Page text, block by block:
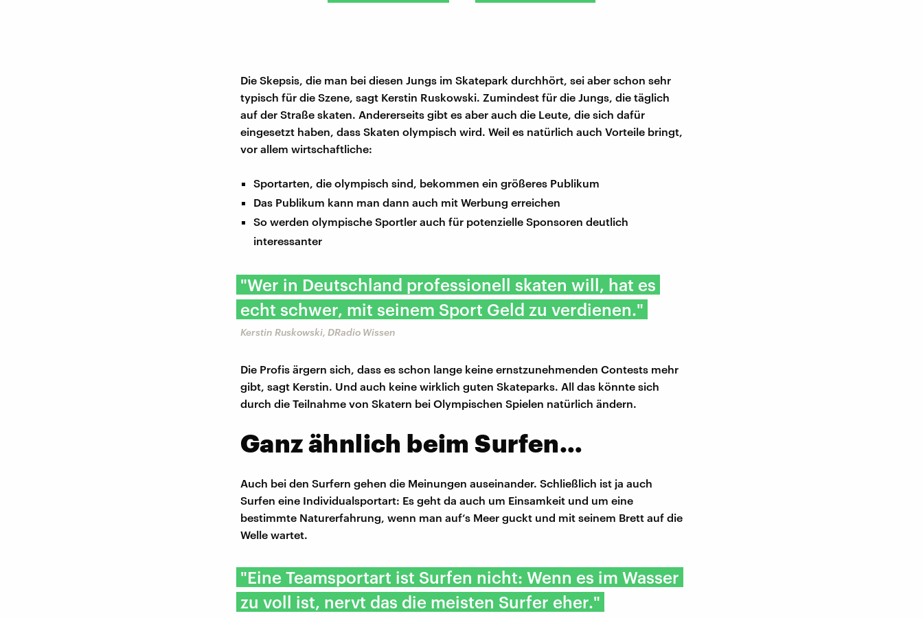
Die Skepsis, die man bei diesen Jungs im Skatepark durchhört, sei aber schon sehr
typisch für die Szene, sagt Kerstin Ruskowski. Zumindest für die Jungs, die täglich
auf der Straße skaten. Andererseits gibt es aber auch die Leute, die sich dafür
eingesetzt haben, dass Skaten olympisch wird. Weil es natürlich auch Vorteile bringt,
vor allem wirtschaftliche:
Sportarten, die olympisch sind, bekommen ein größeres Publikum
Das Publikum kann man dann auch mit Werbung erreichen
So werden olympische Sportler auch für potenzielle Sponsoren deutlich
interessanter
"Wer in Deutschland professionell skaten will, hat es
echt schwer, mit seinem Sport Geld zu verdienen."
Kerstin Ruskowski, DRadio Wissen
Die Profis ärgern sich, dass es schon lange keine ernstzunehmenden Contests mehr
gibt, sagt Kerstin. Und auch keine wirklich guten Skateparks. All das könnte sich
durch die Teilnahme von Skatern bei Olympischen Spielen natürlich ändern.
Ganz ähnlich beim Surfen…
Auch bei den Surfern gehen die Meinungen auseinander. Schließlich ist ja auch
Surfen eine Individualsportart: Es geht da auch um Einsamkeit und um eine
bestimmte Naturerfahrung, wenn man auf‘s Meer guckt und mit seinem Brett auf die
Welle wartet.
"Eine Teamsportart ist Surfen nicht: Wenn es im Wasser
zu voll ist, nervt das die meisten Surfer eher."